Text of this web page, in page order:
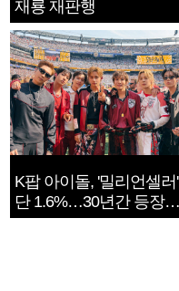
재룡 재판행
K팝 아이돌, '밀리언셀러'
단 1.6%…30년간 등장
1182개팀 전수조사